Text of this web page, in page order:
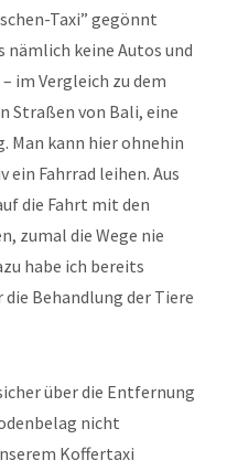
Taxi” gegönnt
nämlich keine Autos und
im Vergleich zu dem
Straßen von Bali, eine
Man kann hier ohnehin
Fahrrad leihen. Aus
die Fahrt mit den
zumal die Wege nie
habe ich bereits
Behandlung der Tiere
über die Entfernung
nicht
Koffertaxi